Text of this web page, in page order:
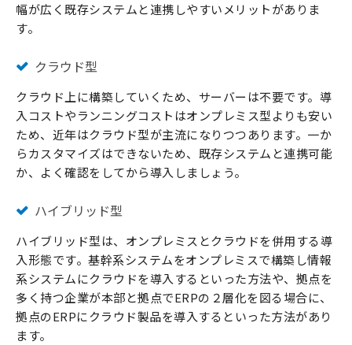
幅が広く既存システムと連携しやすいメリットがありま
す。
クラウド型
クラウド上に構築していくため、サーバーは不要です。導
入コストやランニングコストはオンプレミス型よりも安い
ため、近年はクラウド型が主流になりつつあります。一か
らカスタマイズはできないため、既存システムと連携可能
か、よく確認をしてから導入しましょう。
ハイブリッド型
ハイブリッド型は、オンプレミスとクラウドを併用する導
入形態です。基幹系システムをオンプレミスで構築し情報
系システムにクラウドを導入するといった方法や、拠点を
多く持つ企業が本部と拠点でERPの２層化を図る場合に、
拠点のERPにクラウド製品を導入するといった方法があり
ます。